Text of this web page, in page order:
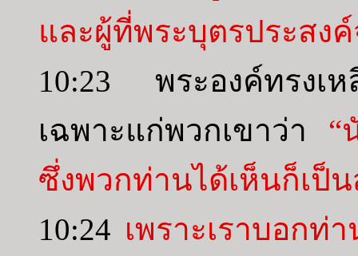
และผู้ที่พระบุตรประสง
10:23 พระองค์ทรงเห
เฉพาะแก่พวกเขาว่า “
ซึ่งพวกท่านได้เห็นก็เป็
10:24 เพราะเราบอก